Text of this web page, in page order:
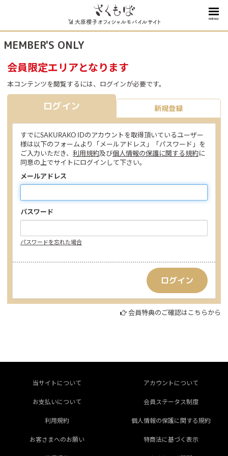
MENU
MEMBER'S ONLY
会員限定エリアとなります
本コンテンツを閲覧するには、ログインが必要です。
ログイン 新規登録
すでにSAKURAKO IDのアカウントを取得頂いているユーザー
様は以下のフォームより「メールアドレス」「パスワード」を
ご入力いただき、 利用規約及び個人情報の保護に関する規約に
同意の上でサイトにログインして下さい。
メールアドレス
パスワード
パスワードを忘れた場合
会員特典のご確認はこちらから
当サイトについて アカウントについて
お支払いについて 会員ステータス制度
利用規約 個人情報の保護に関する規約
お客さまへのお願い 特商法に基づく表示